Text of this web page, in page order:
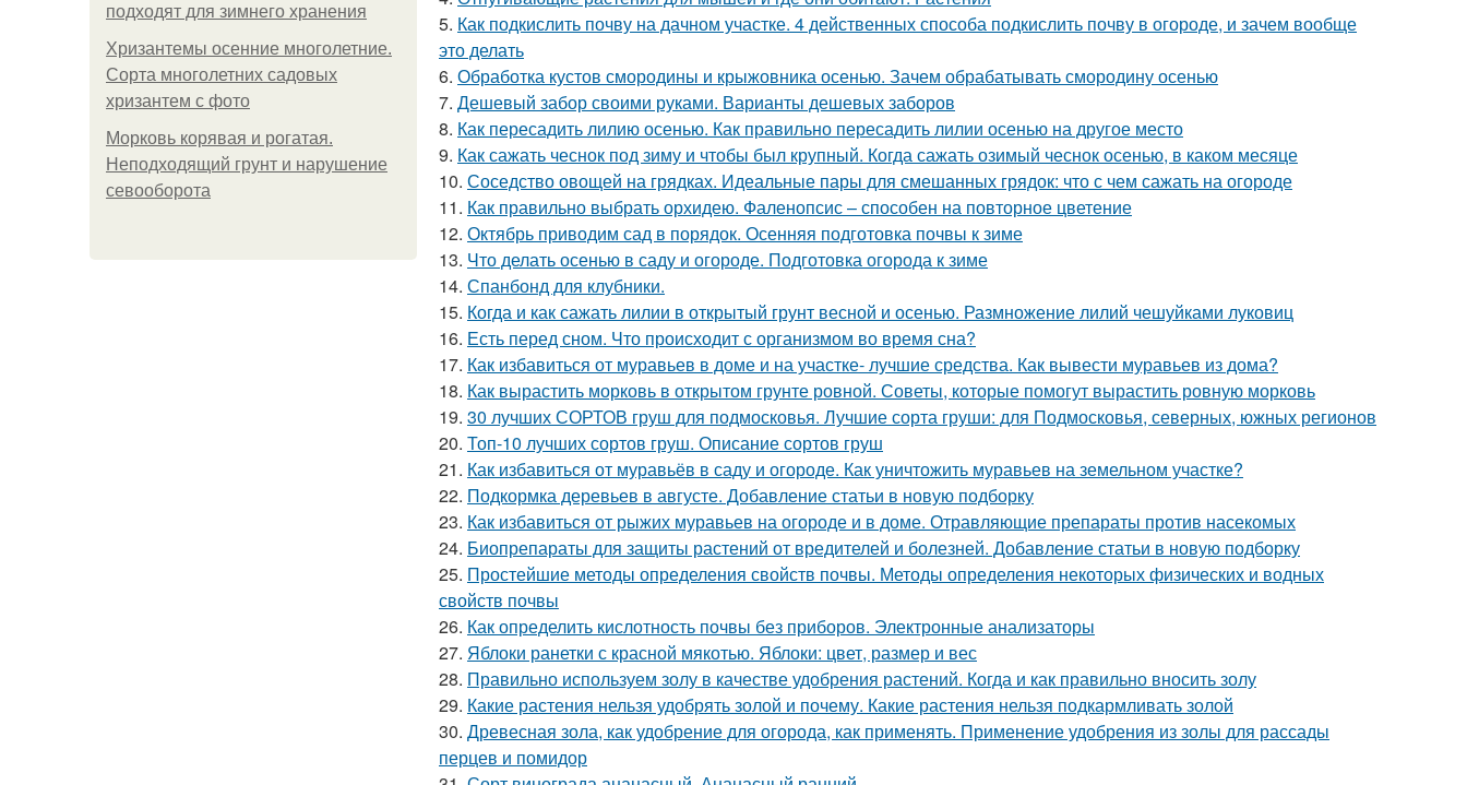
подходят для зимнего хранения
Хризантемы осенние многолетние.
Сорта многолетних садовых
хризантем с фото
Морковь корявая и рогатая.
Неподходящий грунт и нарушение
севооборота
5. Как подкислить почву на дачном участке. 4 действенных способа подкислить почву в огороде, и зачем вообще
это делать
6. Обработка кустов смородины и крыжовника осенью. Зачем обрабатывать смородину осенью
7. Дешевый забор своими руками. Варианты дешевых заборов
8. Как пересадить лилию осенью. Как правильно пересадить лилии осенью на другое место
9. Как сажать чеснок под зиму и чтобы был крупный. Когда сажать озимый чеснок осенью, в каком месяце
10. Соседство овощей на грядках. Идеальные пары для смешанных грядок: что с чем сажать на огороде
11. Как правильно выбрать орхидею. Фаленопсис – способен на повторное цветение
12. Октябрь приводим сад в порядок. Осенняя подготовка почвы к зиме
13. Что делать осенью в саду и огороде. Подготовка огорода к зиме
14. Спанбонд для клубники.
15. Когда и как сажать лилии в открытый грунт весной и осенью. Размножение лилий чешуйками луковиц
16. Есть перед сном. Что происходит с организмом во время сна?
17. Как избавиться от муравьев в доме и на участке- лучшие средства. Как вывести муравьев из дома?
18. Как вырастить морковь в открытом грунте ровной. Советы, которые помогут вырастить ровную морковь
19. 30 лучших СОРТОВ груш для подмосковья. Лучшие сорта груши: для Подмосковья, северных, южных регионов
20. Топ-10 лучших сортов груш. Описание сортов груш
21. Как избавиться от муравьёв в саду и огороде. Как уничтожить муравьев на земельном участке?
22. Подкормка деревьев в августе. Добавление статьи в новую подборку
23. Как избавиться от рыжих муравьев на огороде и в доме. Отравляющие препараты против насекомых
24. Биопрепараты для защиты растений от вредителей и болезней. Добавление статьи в новую подборку
25. Простейшие методы определения свойств почвы. Методы определения некоторых физических и водных
свойств почвы
26. Как определить кислотность почвы без приборов. Электронные анализаторы
27. Яблоки ранетки с красной мякотью. Яблоки: цвет, размер и вес
28. Правильно используем золу в качестве удобрения растений. Когда и как правильно вносить золу
29. Какие растения нельзя удобрять золой и почему. Какие растения нельзя подкармливать золой
30. Древесная зола, как удобрение для огорода, как применять. Применение удобрения из золы для рассады
перцев и помидор